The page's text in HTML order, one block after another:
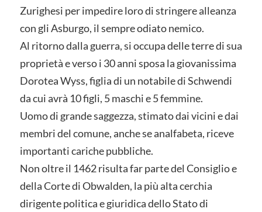
Zurighesi per impedire loro di stringere alleanza
con gli Asburgo, il sempre odiato nemico.
Al ritorno dalla guerra, si occupa delle terre di sua
proprietà e verso i 30 anni sposa la giovanissima
Dorotea Wyss, figlia di un notabile di Schwendi
da cui avrà 10 figli, 5 maschi e 5 femmine.
Uomo di grande saggezza, stimato dai vicini e dai
membri del comune, anche se analfabeta, riceve
importanti cariche pubbliche.
Non oltre il 1462 risulta far parte del Consiglio e
della Corte di Obwalden, la più alta cerchia
dirigente politica e giuridica dello Stato di